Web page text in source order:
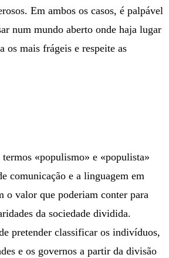
Em ambos os casos, é palpável
num mundo aberto onde haja lugar
os mais frágeis e respeite as
«populismo» e «populista»
comunicação e a linguagem em
o valor que poderiam conter para
da sociedade dividida.
pretender classificar os indivíduos,
e os governos a partir da divisão